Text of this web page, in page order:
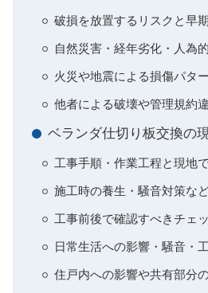
破損を放置するリスクと早
自然災害・経年劣化・人為
火災や地震による損傷パタ
他者による破壊や管理規約
ベランダ仕切り板交換の
工事手順・作業工程と現地
施工時の養生・騒音対策な
工事前後で確認すべきチェ
日常生活への影響・騒音・
住戸内への影響や共有部分